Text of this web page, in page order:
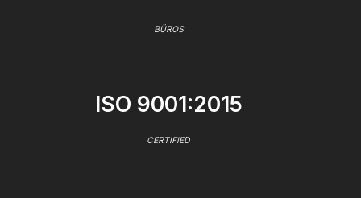
BÜROS
ISO 9001:2015
CERTIFIED